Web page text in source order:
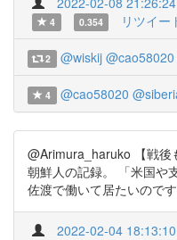
4
0.354 リツイー
2 @wiskij @cao58020
4 @cao58020
@Arimura_haruko 【戦後
朝鮮人の記録。 「米国や
佐渡で働いて居たいので
2022-02-04 18:13:10